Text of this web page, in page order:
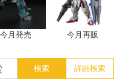
今月発売 今月再販